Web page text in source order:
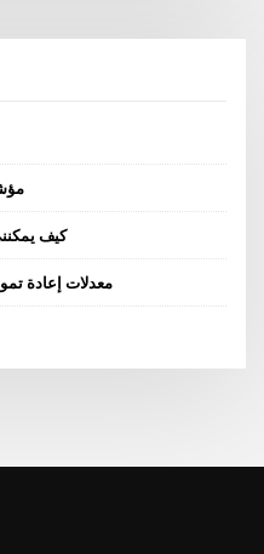
كيف
معدلات إعادة تمويل